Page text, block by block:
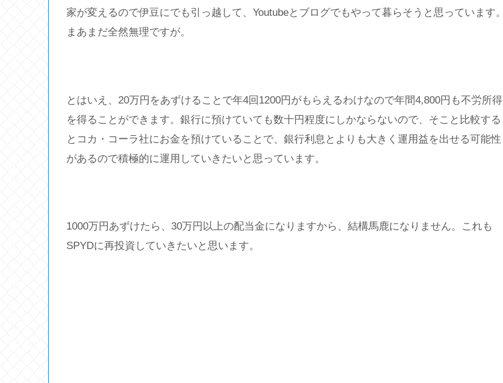
家が変えるので伊豆にでも引っ越して、Youtubeとブログでもやって暮らそうと思っています。
まあまだ全然無理ですが。
とはいえ、20万円をあずけることで年4回1200円がもらえるわけなので年間4,800円も不労所得
を得ることができます。銀行に預けていても数十円程度にしかならないので、そこと比較する
とコカ・コーラ社にお金を預けていることで、銀行利息とよりも大きく運用益を出せる可能性
があるので積極的に運用していきたいと思っています。
1000万円あずけたら、30万円以上の配当金になりますから、結構馬鹿になりません。これも
SPYDに再投資していきたいと思います。